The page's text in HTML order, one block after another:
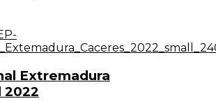
Extremadura
2022